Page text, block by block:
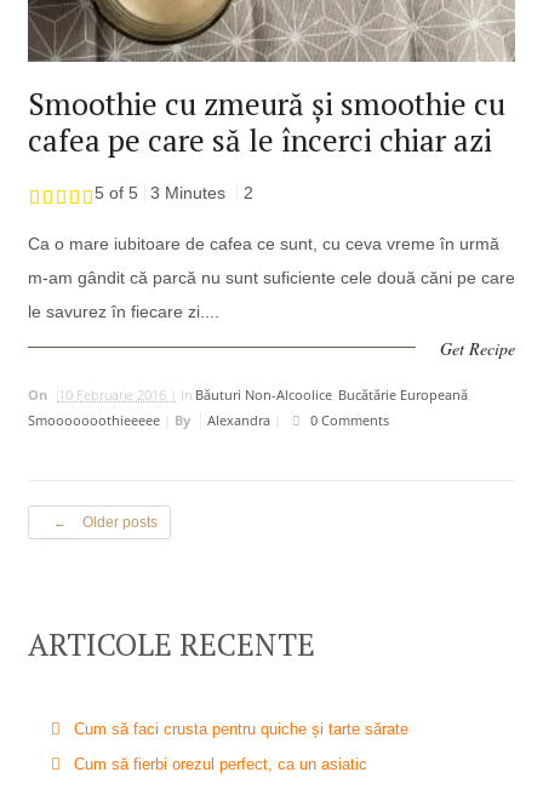
Smoothie cu zmeură și smoothie cu
cafea pe care să le încerci chiar azi
5 of 5 3 Minutes 2
Ca o mare iubitoare de cafea ce sunt, cu ceva vreme în urmă
m-am gândit că parcă nu sunt suficiente cele două căni pe care
le savurez în fiecare zi....
Get Recipe
On 10 Februarie 2016 | In Băuturi Non-Alcoolice, Bucătărie Europeană,
Smooooooothieeeee| By Alexandra| 0 Comments
← Older posts
ARTICOLE RECENTE
Cum să faci crusta pentru quiche și tarte sărate
Cum să fierbi orezul perfect, ca un asiatic